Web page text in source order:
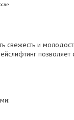
и
позволяет